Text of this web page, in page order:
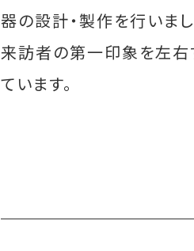
器の設計・製作を行いまし
来訪者の第一印象を左右
ています。